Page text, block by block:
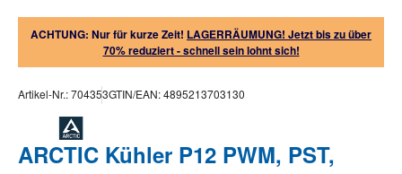
ACHTUNG: Nur für kurze Zeit! LAGERRÄUMUNG! Jetzt bis zu über
70% reduziert - schnell sein lohnt sich!
Artikel-Nr.:704353GTIN/EAN:4895213703130
ARCTIC Kühler P12 PWM, PST,